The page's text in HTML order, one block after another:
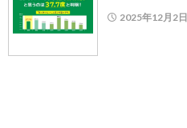
2025年12月2日